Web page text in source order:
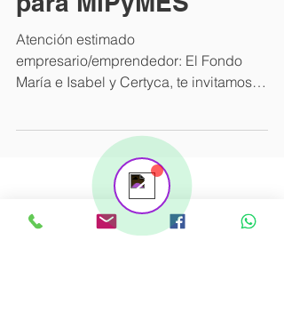
empresarial:
Medidas de
Protección Civil
para MiPyMES
Atención estimado
empresario/emprendedor: El Fondo
María e Isabel y Certyca, te invitamos a
participar en la Primera Charla